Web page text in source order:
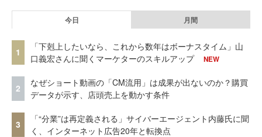
今日 月間
1
「下剋上したいなら、これから数年はボーナスタイム」山
口義宏さんに聞くマーケターのスキルアップ
NEW
2
なぜショート動画の「CM流用」は成果が出ないのか？購買
データが示す、店頭売上を動かす条件
3
「“分業”は再定義される」サイバーエージェント内藤氏に聞
く、インターネット広告20年と転換点